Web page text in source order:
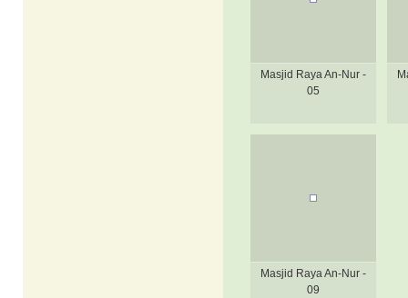
Masjid Raya An-Nur -
05
Masjid Raya An-Nur -
09